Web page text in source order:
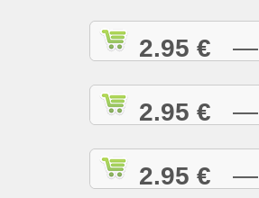
2.95 € —
2.95 € —
2.95 € —